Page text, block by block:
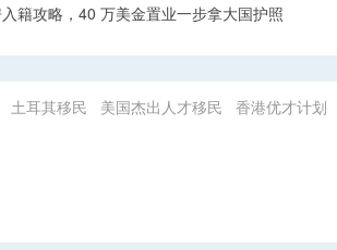
籍攻略，40 万美金置业一步拿大国护照
土耳其移民 美国杰出人才移民 香港优才计划